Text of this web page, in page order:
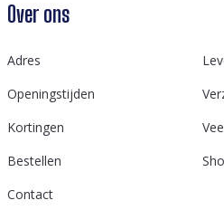
Over ons
Adres
Openingstijden
Kortingen
Bestellen
Contact